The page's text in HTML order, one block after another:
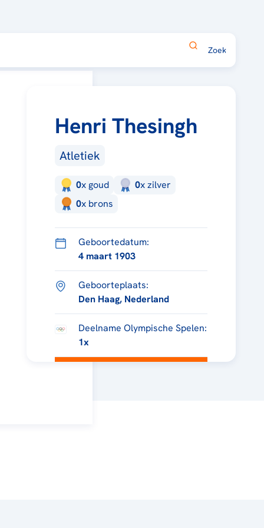
Henri Thesingh
Atletiek
0x goud 0xzilver
0x brons
Geboortedatum:
4 maart 1903
Geboorteplaats:
Den Haag, Nederland
Deelname Olympische Spelen:
1x